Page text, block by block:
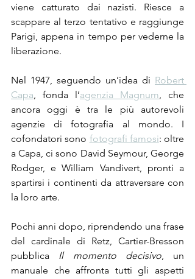
viene catturato dai nazisti. Riesce a
scappare al terzo tentativo e raggiunge
Parigi, appena in tempo per vederne la
liberazione.
Nel 1947, seguendo un’idea di Robert
Capa, fonda l’agenzia Magnum, che
ancora oggi è tra le più autorevoli
agenzie di fotografia al mondo. I
cofondatori sono fotografi famosi: oltre
a Capa, ci sono David Seymour, George
Rodger, e William Vandivert, pronti a
spartirsi i continenti da attraversare con
la loro arte.
Pochi anni dopo, riprendendo una frase
del cardinale di Retz, Cartier-Bresson
pubblica Il momento decisivo, un
manuale che affronta tutti gli aspetti